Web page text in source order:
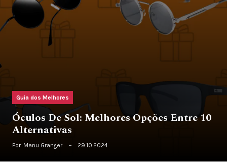
Guia dos Melhores
Óculos De Sol: Melhores Opções Entre 10
Alternativas
Por Manu Granger 29.10.2024